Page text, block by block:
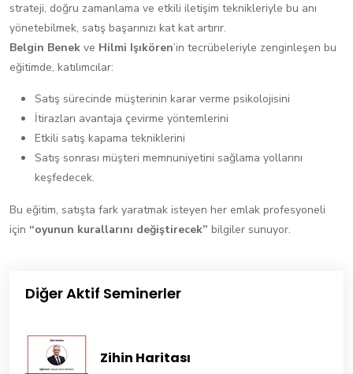
strateji, doğru zamanlama ve etkili iletişim teknikleriyle bu anı
yönetebilmek, satış başarınızı kat kat artırır.
Belgin Benek ve Hilmi Işıkören’in tecrübeleriyle zenginleşen bu
eğitimde, katılımcılar:
Satış sürecinde müşterinin karar verme psikolojisini
İtirazları avantaja çevirme yöntemlerini
Etkili satış kapama tekniklerini
Satış sonrası müşteri memnuniyetini sağlama yollarını
keşfedecek.
Bu eğitim, satışta fark yaratmak isteyen her emlak profesyoneli
için “oyunun kurallarını değiştirecek” bilgiler sunuyor.
Diğer Aktif Seminerler
Zihin Haritası